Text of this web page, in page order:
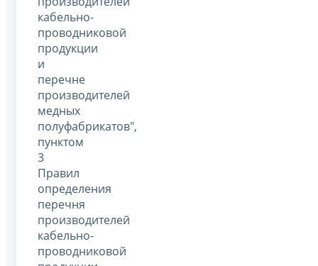
кабельно-
проводниковой
продукции
и
перечне
производителей
медных
полуфабрикатов",
пунктом
3
Правил
определения
перечня
производителей
кабельно-
проводниковой